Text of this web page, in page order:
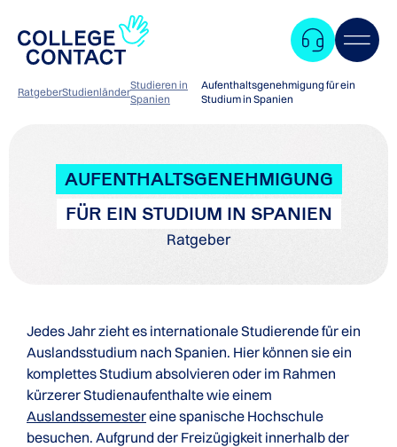
RatgeberStudienländer
Studieren in
Spanien
Aufenthaltsgenehmigung für ein
Studium in Spanien
AUFENTHALTSGENEHMIGUNG
FÜR EIN STUDIUM IN SPANIEN
Ratgeber
Jedes Jahr zieht es internationale Studierende für ein
Auslandsstudium nach Spanien. Hier können sie ein
komplettes Studium absolvieren oder im Rahmen
kürzerer Studienaufenthalte wie einem
Auslandssemestereine spanische Hochschule
besuchen. Aufgrund der Freizügigkeit innerhalb der